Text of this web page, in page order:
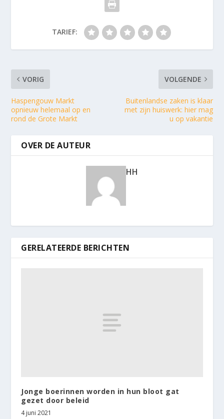
TARIEF:
VORIG
Haspengouw Markt
opnieuw helemaal op en
rond de Grote Markt
VOLGENDE
Buitenlandse zaken is klaar
met zijn huiswerk: hier mag
u op vakantie
OVER DE AUTEUR
HH
GERELATEERDE BERICHTEN
Jonge boerinnen worden in hun bloot gat
gezet door beleid
4 juni 2021